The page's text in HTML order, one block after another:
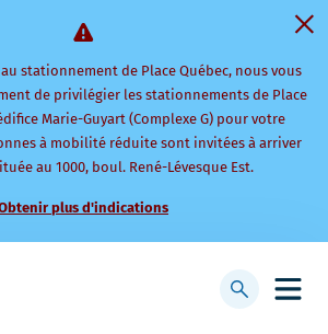
stationnement de Place Québec, nous vous
de privilégier les stationnements de Place
Marie-Guyart (Complexe G) pour votre
à mobilité réduite sont invitées à arriver
au 1000, boul. René-Lévesque Est.
plus d'indications
Afficher